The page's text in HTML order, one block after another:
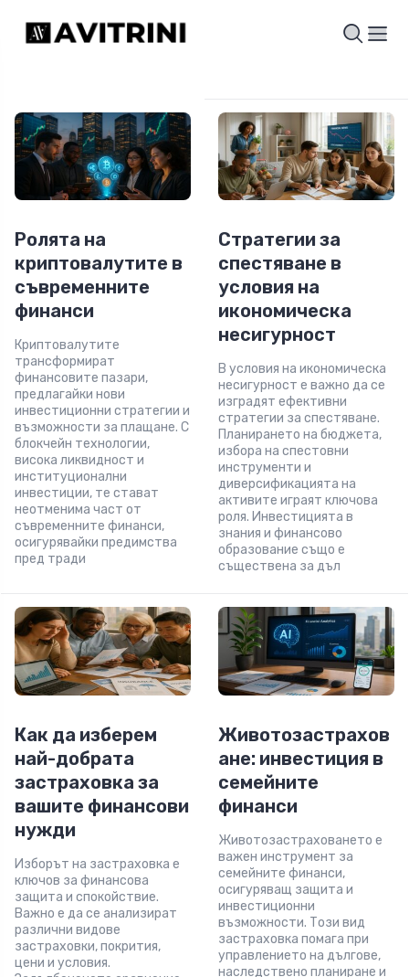
Ролята на
криптовалутите в
съвременните
финанси
Криптовалутите
трансформират
финансовите пазари,
предлагайки нови
инвестиционни стратегии и
възможности за плащане. С
блокчейн технологии,
висока ликвидност и
институционални
инвестиции, те стават
неотменима част от
съвременните финанси,
осигурявайки предимства
пред тради
Стратегии за
спестяване в
условия на
икономическа
несигурност
В условия на икономическа
несигурност е важно да се
изградят ефективни
стратегии за спестяване.
Планирането на бюджета,
избора на спестовни
инструменти и
диверсификацията на
активите играят ключова
роля. Инвестицията в
знания и финансово
образование също е
съществена за дъл
Как да изберем
най-добрата
застраховка за
вашите финансови
нужди
Изборът на застраховка е
ключов за финансова
защита и спокойствие.
Важно е да се анализират
различни видове
застраховки, покрития,
цени и условия.
Животозастрахов
ане: инвестиция в
семейните
финанси
Животозастраховането е
важен инструмент за
семейните финанси,
осигуряващ защита и
инвестиционни
възможности. Този вид
застраховка помага при
управлението на дългове,
наследствено планиране и